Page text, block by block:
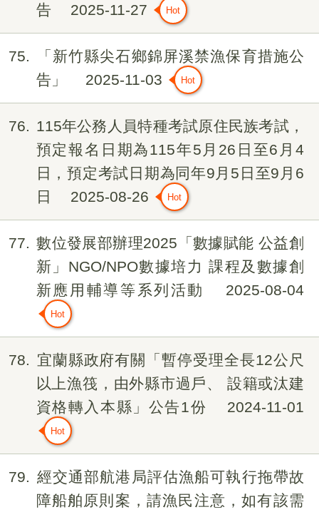
告
2025-11-27
75
「新竹縣尖石鄉錦屏溪禁漁保育措施公
告」
2025-11-03
76
115年公務人員特種考試原住民族考試，
預定報名日期為115年5月26日至6月4
日，預定考試日期為同年9月5日至9月6
日
2025-08-26
77
數位發展部辦理2025「數據賦能 公益創
新」NGO/NPO數據培力 課程及數據創
新應用輔導等系列活動
2025-08-04
78
宜蘭縣政府有關「暫停受理全長12公尺
以上漁筏，由外縣市過戶、 設籍或汰建
資格轉入本縣」公告1份
2024-11-01
79
經交通部航港局評估漁船可執行拖帶故
障船舶原則案，請漁民注意，如有該需